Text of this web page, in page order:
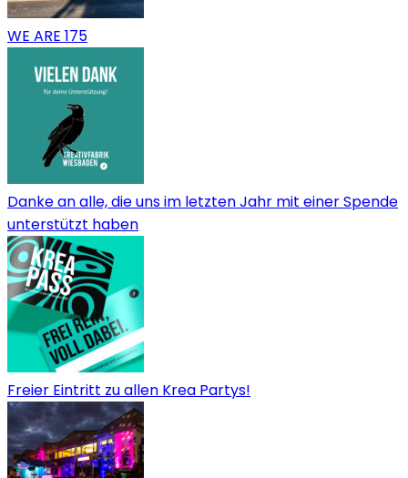
WE ARE 175
Danke an alle, die uns im letzten Jahr mit einer Spende
unterstützt haben
Freier Eintritt zu allen Krea Partys!